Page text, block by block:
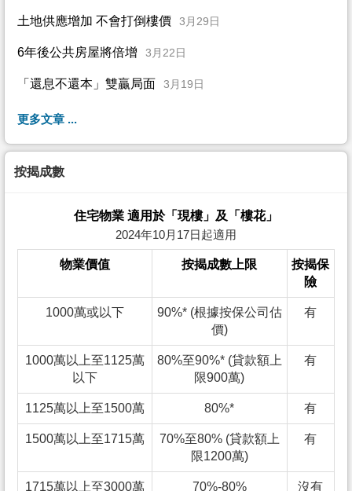
土地供應增加 不會打倒樓價 3月29日
6年後公共房屋將倍增 3月22日
「還息不還本」雙贏局面 3月19日
更多文章 ...
按揭成數
住宅物業 適用於「現樓」及「樓花」
2024年10月17日起適用
物業價值 按揭成數上限
按揭保
險
1000萬或以下
90%* (根據按保公司估
價)
有
1000萬以上至1125萬
以下
80%至90%* (貸款額上
限900萬)
有
1125萬以上至1500萬 80%* 有
1500萬以上至1715萬
70%至80% (貸款額上
限1200萬)
有
1715萬以上至3000萬 70%-80% 沒有